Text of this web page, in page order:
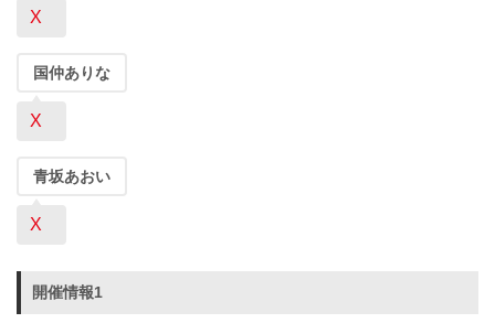
X
国仲ありな
X
青坂あおい
X
開催情報1